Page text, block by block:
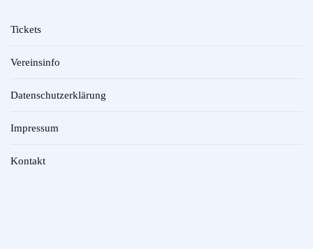
Tickets
Vereinsinfo
Datenschutzerklärung
Impressum
Kontakt